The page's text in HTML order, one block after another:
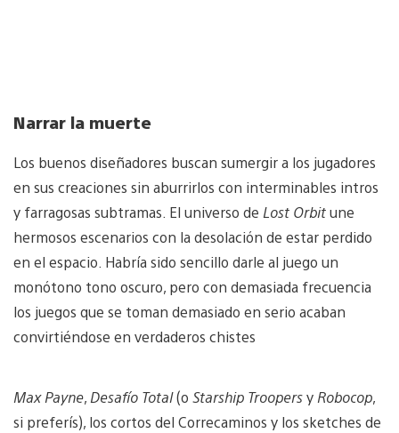
Narrar la muerte
Los buenos diseñadores buscan sumergir a los jugadores
en sus creaciones sin aburrirlos con interminables intros
y farragosas subtramas. El universo de Lost Orbitune
hermosos escenarios con la desolación de estar perdido
en el espacio. Habría sido sencillo darle al juego un
monótono tono oscuro, pero con demasiada frecuencia
los juegos que se toman demasiado en serio acaban
convirtiéndose en verdaderos chistes
Max Payne, Desafío Total(o Starship Troopersy Robocop,
si preferís), los cortos del Correcaminos y los sketches de